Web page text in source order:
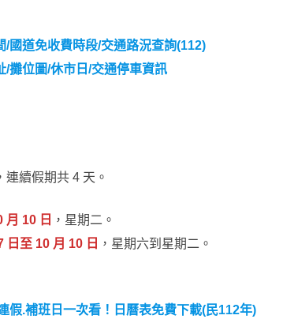
/國道免收費時段/交通路況查詢(112)
/攤位圖/休市日/交通停車資訊
連續假期共 4 天。
月 10 日 ，星期二。
日至 10 月 10 日 ，星期六到星期二。
假.補班日一次看！日曆表免費下載(民112年)